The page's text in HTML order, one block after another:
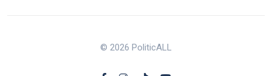
© 2026 PoliticALL